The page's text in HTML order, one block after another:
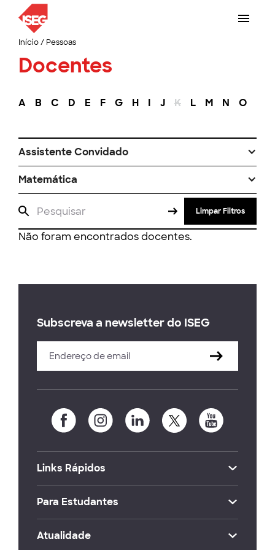
Início/ Pessoas
Docentes
A B C D E F G H I J K L M N O
Assistente Convidado
Matemática
Limpar Filtros
Não foram encontrados docentes.
Subscreva a newsletter do ISEG
Links Rápidos
Para Estudantes
Atualidade